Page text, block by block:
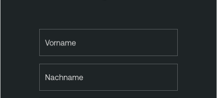
Vorname
Nachname